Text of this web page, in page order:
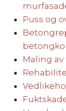
Puss og
Maling